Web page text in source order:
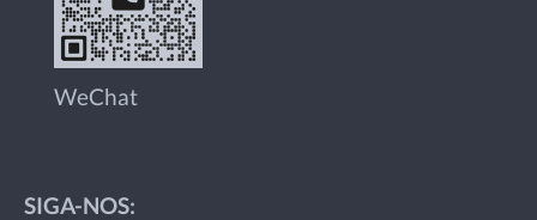
WeChat
SIGA-NOS: